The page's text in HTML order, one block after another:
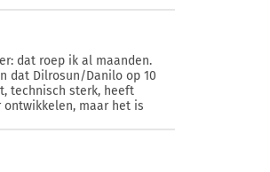
dat roep ik al maanden.
dat Dilrosun/Danilo op 10
technisch sterk, heeft
maar het is